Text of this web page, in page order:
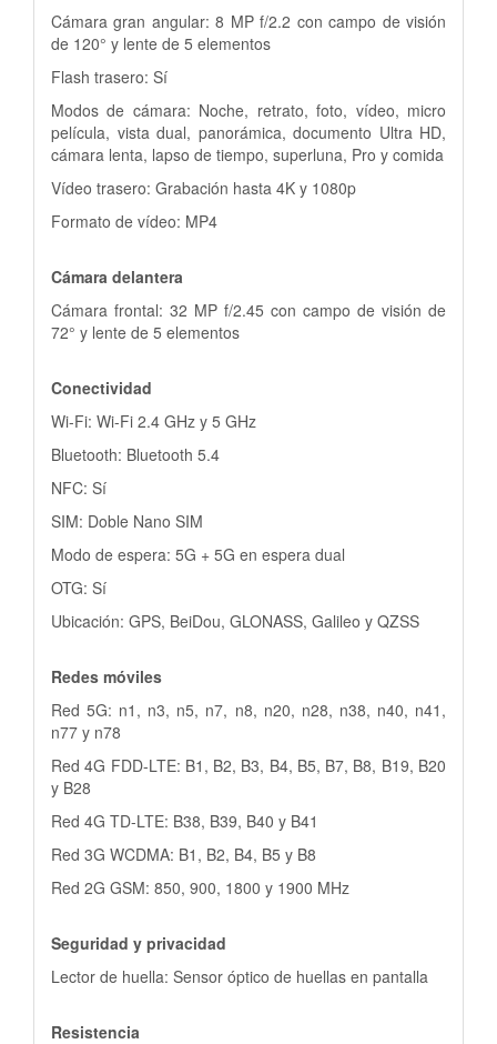
Cámara gran angular: 8 MP f/2.2 con campo de visión
de 120° y lente de 5 elementos
Flash trasero: Sí
Modos de cámara: Noche, retrato, foto, vídeo, micro
película, vista dual, panorámica, documento Ultra HD,
cámara lenta, lapso de tiempo, superluna, Pro y comida
Vídeo trasero: Grabación hasta 4K y 1080p
Formato de vídeo: MP4
Cámara delantera
Cámara frontal: 32 MP f/2.45 con campo de visión de
72° y lente de 5 elementos
Conectividad
Wi-Fi: Wi-Fi 2.4 GHz y 5 GHz
Bluetooth: Bluetooth 5.4
NFC: Sí
SIM: Doble Nano SIM
Modo de espera: 5G + 5G en espera dual
OTG: Sí
Ubicación: GPS, BeiDou, GLONASS, Galileo y QZSS
Redes móviles
Red 5G: n1, n3, n5, n7, n8, n20, n28, n38, n40, n41,
n77 y n78
Red 4G FDD-LTE: B1, B2, B3, B4, B5, B7, B8, B19, B20
y B28
Red 4G TD-LTE: B38, B39, B40 y B41
Red 3G WCDMA: B1, B2, B4, B5 y B8
Red 2G GSM: 850, 900, 1800 y 1900 MHz
Seguridad y privacidad
Lector de huella: Sensor óptico de huellas en pantalla
Resistencia